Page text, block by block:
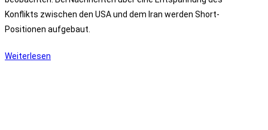
Konflikts zwischen den USA und dem Iran werden Short-
Positionen aufgebaut.
Weiterlesen